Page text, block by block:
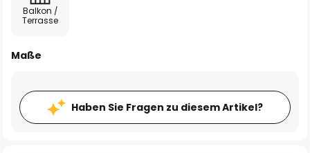
Balkon /
Terrasse
Maße
Haben Sie Fragen zu diesem Artikel?